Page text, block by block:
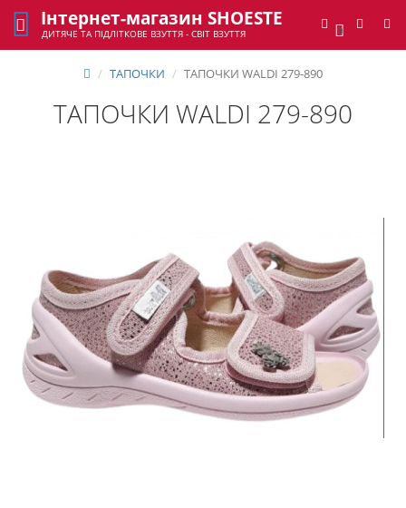
0
Інтернет-магазин SHOESTE
ДИТЯЧЕ ТА ПІДЛІТКОВЕ ВЗУТТЯ - СВІТ ВЗУТТЯ
ТАПОЧКИ ТАПОЧКИ WALDI 279-890
ТАПОЧКИ WALDI 279-890